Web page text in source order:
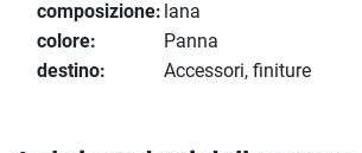
composizione: lana
colore:
Panna
destino:
Accessori, finiture